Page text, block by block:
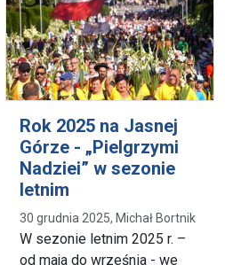
Rok 2025 na Jasnej
Górze - „Pielgrzymi
Nadziei” w sezonie
letnim
30 grudnia 2025, Michał Bortnik
W sezonie letnim 2025 r. –
od maja do września - we